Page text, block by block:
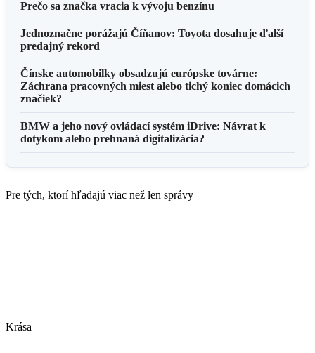
Prečo sa značka vracia k vývoju benzínu
Jednoznačne porážajú Číňanov: Toyota dosahuje ďalší
predajný rekord
Čínske automobilky obsadzujú európske továrne:
Záchrana pracovných miest alebo tichý koniec domácich
značiek?
BMW a jeho nový ovládací systém iDrive: Návrat k
dotykom alebo prehnaná digitalizácia?
Pre tých, ktorí hľadajú viac než len správy
Krása